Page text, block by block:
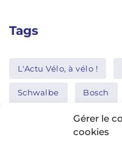
Gérer le
cookies
Tags
L'Actu Vélo, à vélo !
Schwalbe Bosch
Thule